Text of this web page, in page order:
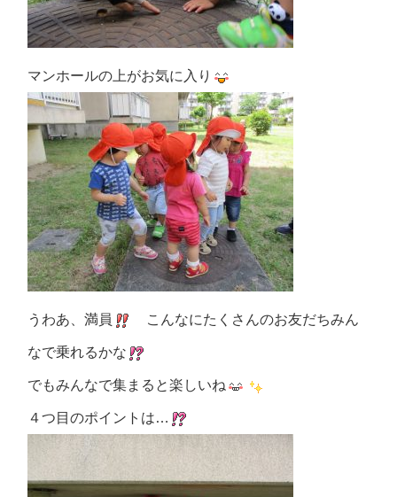
マンホールの上がお気に入り
うわあ、満員 こんなにたくさんのお友だちみん
なで乗れるかな
でもみんなで集まると楽しいね
４つ目のポイントは…